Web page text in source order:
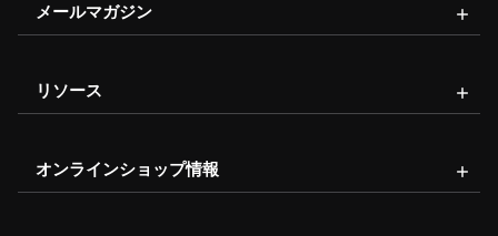
メールマガジン
リソース
オンラインショップ情報